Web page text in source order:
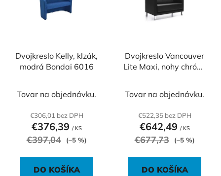
Dvojkreslo Kelly, klzák,
modrá Bondai 6016
Tovar na objednávku.
€306,01 bez DPH
€376,39 / KS
€397,04 (–5 %)
DO KOŠÍKA
Dvojkreslo Vancouver
Lite Maxi, nohy chróm,
Tovar na objednávku.
€522,35 bez DPH
€642,49 / KS
€677,73 (–5 %)
DO KOŠÍKA